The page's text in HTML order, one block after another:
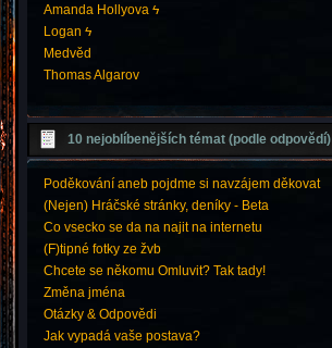
Amanda Hollyova ϟ
Logan ϟ
Medvěd
Thomas Algarov
10 nejoblíbenějších témat (podle odpovědí)
Poděkování aneb pojdme si navzájem děkovat
(Nejen) Hráčské stránky, deníky - Beta
Co vsecko se da na najit na internetu
(F)tipné fotky ze žvb
Chcete se někomu Omluvit? Tak tady!
Změna jména
Otázky & Odpovědi
Jak vypadá vaše postava?